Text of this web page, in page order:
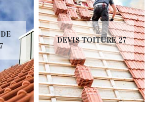
DEVIS TOITURE 27